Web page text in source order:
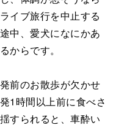
イブ旅行を中止する
中、愛犬になにかあ
からです。
前のお散歩が欠かせ
1時間以上前に食べさ
すられると、車酔い